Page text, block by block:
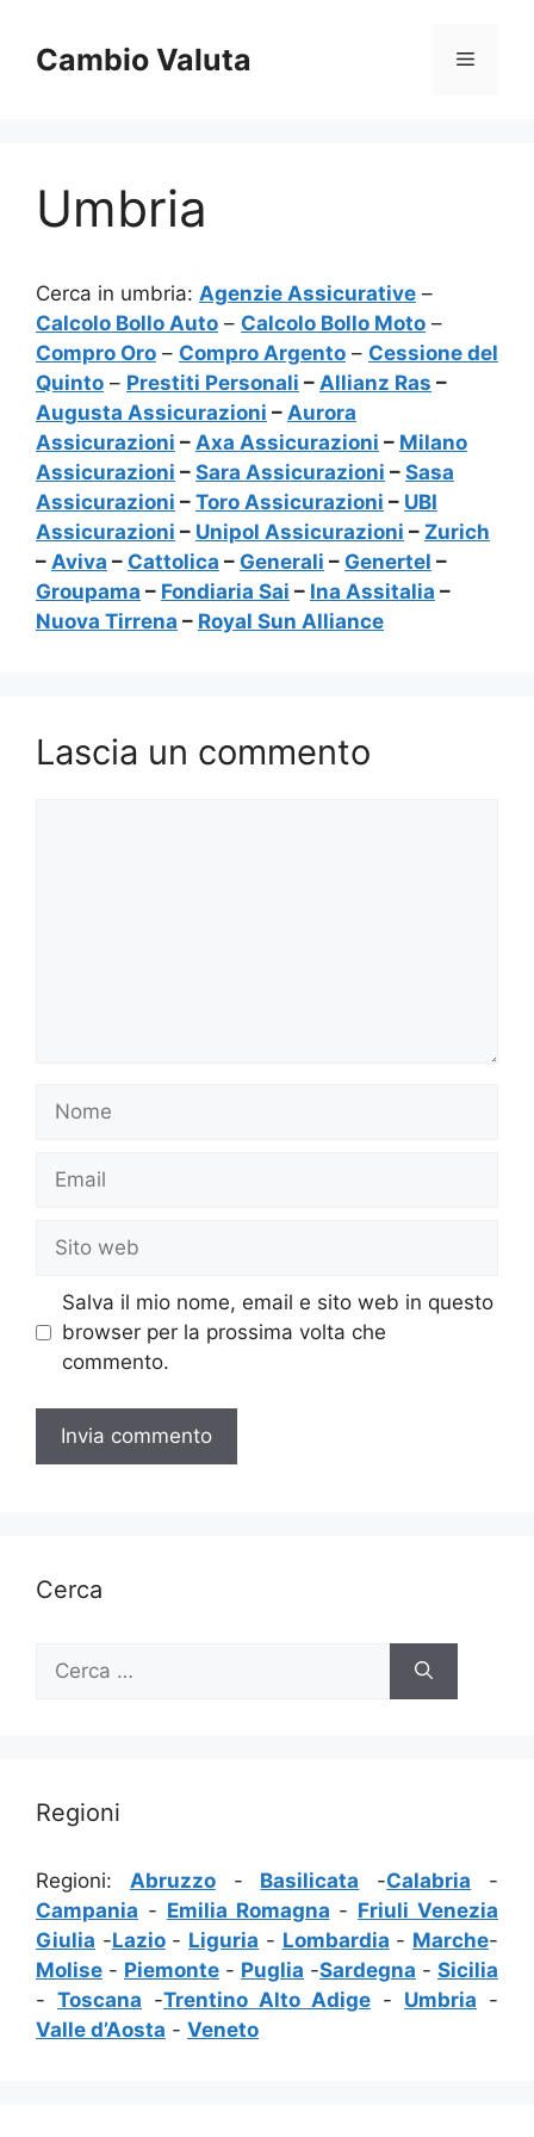
contenuto
Cambio Valuta Menu
Umbria
Cerca in umbria: Agenzie Assicurative –
Calcolo Bollo Auto – Calcolo Bollo Moto –
Compro Oro – Compro Argento – Cessione del
Quinto – Prestiti Personali – Allianz Ras –
Augusta Assicurazioni – Aurora
Assicurazioni – Axa Assicurazioni – Milano
Assicurazioni – Sara Assicurazioni – Sasa
Assicurazioni – Toro Assicurazioni – UBI
Assicurazioni – Unipol Assicurazioni – Zurich
– Aviva – Cattolica – Generali – Genertel –
Groupama – Fondiaria Sai – Ina Assitalia –
Nuova Tirrena – Royal Sun Alliance
Lascia un commento
Nome
Email
Sito
web
Salva il mio nome, email e sito web in questo
browser per la prossima volta che
commento.
Cerca
per:
Regioni
Regioni: Abruzzo- Basilicata -Calabria -
Campania - Emilia Romagna - Friuli Venezia
Giulia -Lazio- Liguria - Lombardia - Marche-
Molise - Piemonte - Puglia -Sardegna - Sicilia
- Toscana -Trentino Alto Adige - Umbria -
Valle d’Aosta - Veneto